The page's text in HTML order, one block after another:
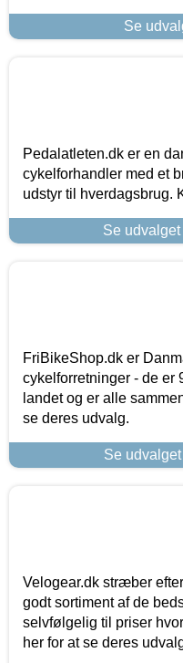
Se
Pedalatleten.dk er en
cykelforhandler med et
udstyr til hverdagsbrug.
Se
FriBikeShop.dk er
cykelforretninger - de er
landet og er alle
se deres udvalg.
Se
Velogear.dk stræber
godt sortiment af de
selvfølgelig til priser
her for at se deres